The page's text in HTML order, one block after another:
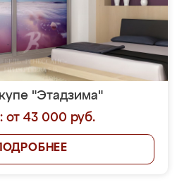
"Этадзима"
от 43 000 руб.